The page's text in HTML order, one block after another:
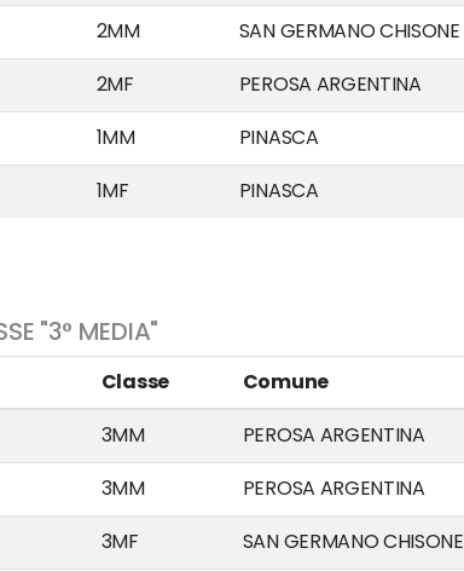
2MM
SAN GERMANO CHISONE
2MF
PEROSA ARGENTINA
1MM
PINASCA
1MF PINASCA
"3° MEDIA"
Classe
Comune
3MM
PEROSA ARGENTINA
3MM
PEROSA ARGENTINA
3MF
SAN GERMANO CHISONE